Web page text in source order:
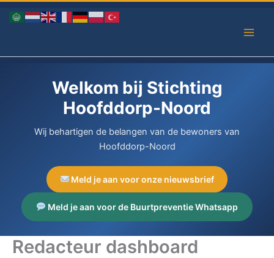
naar
Welkom bij Stichting
Hoofddorp-Noord
Wij behartigen de belangen van de bewoners van
Hoofddorp-Noord
Meld je aan voor onze nieuwsbrief
Meld je aan voor de Buurtpreventie Whatsapp
Redacteur dashboard